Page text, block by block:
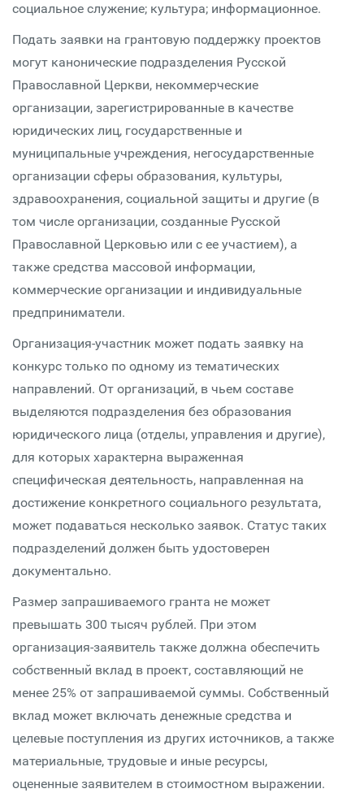
социальное служение; культура; информационное.
Подать заявки на грантовую поддержку проектов
могут канонические подразделения Русской
Православной Церкви, некоммерческие
организации, зарегистрированные в качестве
юридических лиц, государственные и
муниципальные учреждения, негосударственные
организации сферы образования, культуры,
здравоохранения, социальной защиты и другие (в
том числе организации, созданные Русской
Православной Церковью или с ее участием), а
также средства массовой информации,
коммерческие организации и индивидуальные
предприниматели.
Организация-участник может подать заявку на
конкурс только по одному из тематических
направлений. От организаций, в чьем составе
выделяются подразделения без образования
юридического лица (отделы, управления и другие),
для которых характерна выраженная
специфическая деятельность, направленная на
достижение конкретного социального результата,
может подаваться несколько заявок. Статус таких
подразделений должен быть удостоверен
документально.
Размер запрашиваемого гранта не может
превышать 300 тысяч рублей. При этом
организация-заявитель также должна обеспечить
собственный вклад в проект, составляющий не
менее 25% от запрашиваемой суммы. Собственный
вклад может включать денежные средства и
целевые поступления из других источников, а также
материальные, трудовые и иные ресурсы,
оцененные заявителем в стоимостном выражении.